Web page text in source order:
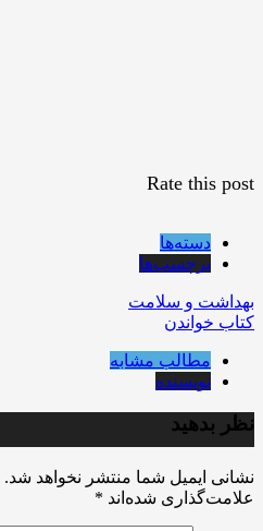
Rate this post
دسته‌ها
برچسب‌ها
بهداشت و سلامت
کتاب خواندن
مطالب مشابه
نویسنده
نظر بدهید
نشانی ایمیل شما منتشر نخواهد شد.
علامت‌گذاری شده‌اند *